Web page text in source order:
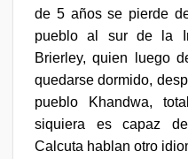
de 5 años se pierde
pueblo al sur de la
Brierley, quien luego
quedarse dormido,
pueblo Khandwa,
siquiera es capaz
Calcuta hablan otro